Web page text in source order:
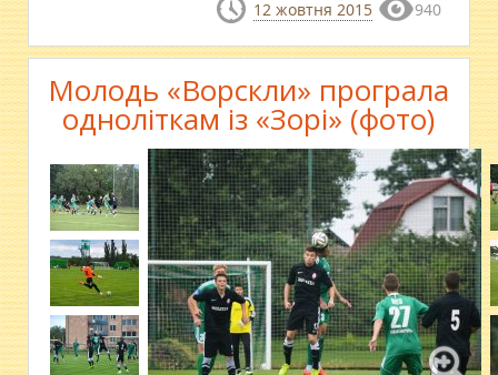
12 жовтня 2015 940
Молодь «Ворскли» програла
одноліткам із «Зорі» (фото)